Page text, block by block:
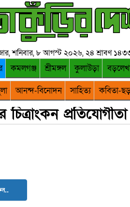
শনিবার, ৮ আগস্ট ২০২৬, ২৪ শ্রাবণ
কমলগঞ্জ শ্রীমঙ্গল কুলাউড়া
আনন্দ-বিনোদন সাহিত্য কবিতা-
প্রতিযোগীতা